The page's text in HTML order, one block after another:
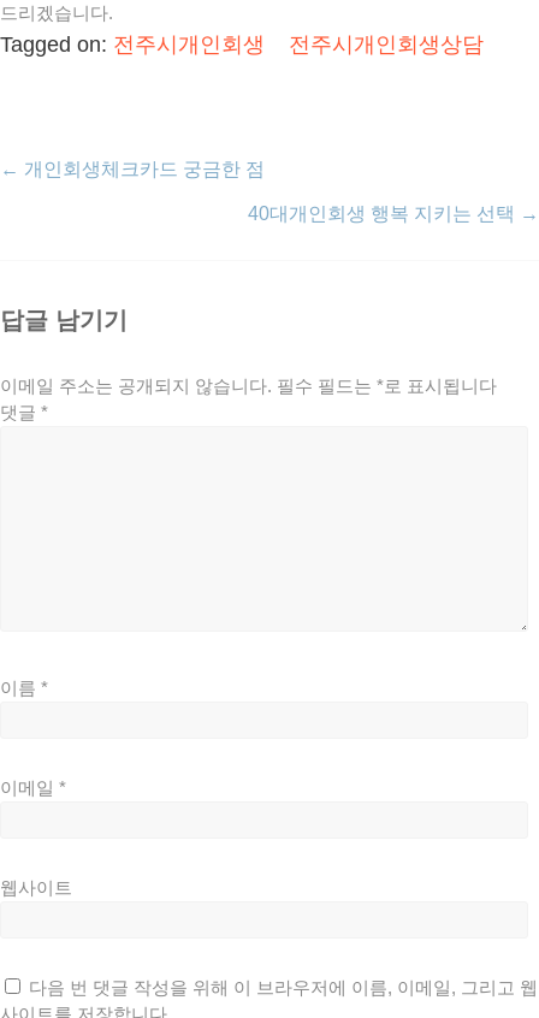
드리겠습니다.
Tagged on: 전주시개인회생 전주시개인회생상담
← 개인회생체크카드 궁금한 점
40대개인회생 행복 지키는 선택 →
답글 남기기
이메일 주소는 공개되지 않습니다. 필수 필드는 *로 표시됩니다
댓글 *
이름 *
이메일 *
웹사이트
다음 번 댓글 작성을 위해 이 브라우저에 이름, 이메일, 그리고 웹
사이트를 저장합니다.